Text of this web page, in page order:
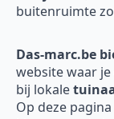
buitenruimte
Das-marc.be
website waar
bij lokale
Op deze